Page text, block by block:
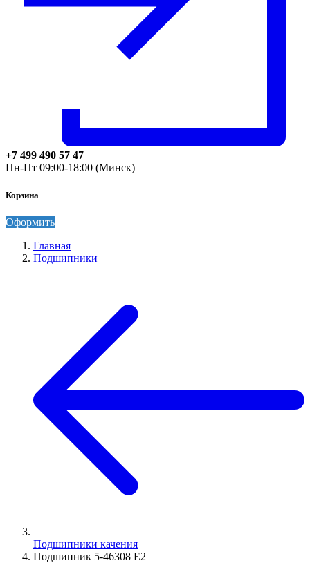
+7 499 490 57 47
Пн-Пт 09:00-18:00 (Минск)
Корзина
Оформить
Главная
Подшипники
Подшипники качения
Подшипник 5-46308 Е2